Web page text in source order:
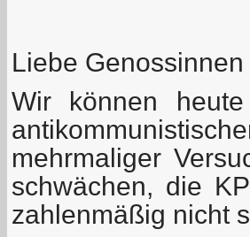
Liebe
Wir können
mehrmaliger
schwächen, die
zahlenmäßig nicht